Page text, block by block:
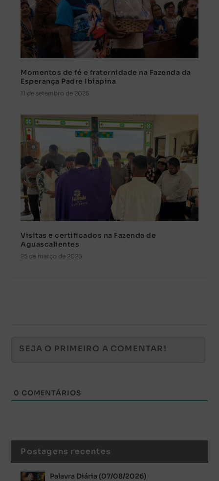
Momentos de fé e fraternidade na Fazenda da
Esperança Padre Ibiapina
11 de setembro de 2025
Visitas e certificados na Fazenda de
Aguascalientes
25 de março de 2026
0 COMENTÁRIOS
Postagens recentes
Palavra Diária (07/08/2026)